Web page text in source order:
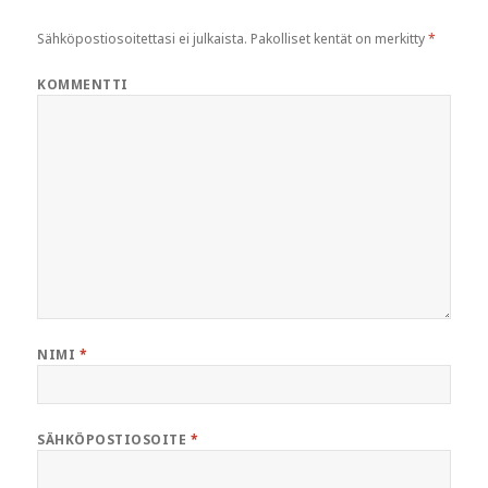
Sähköpostiosoitettasi ei julkaista. Pakolliset kentät on merkitty*
KOMMENTTI
NIMI *
SÄHKÖPOSTIOSOITE *